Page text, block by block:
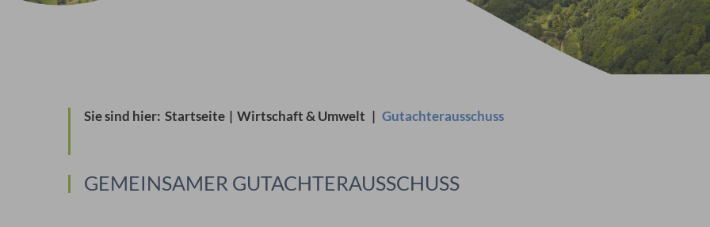
Sie sind hier: Startseite | Wirtschaft & Umwelt | Gutachterausschuss
GEMEINSAMER GUTACHTERAUSSCHUSS